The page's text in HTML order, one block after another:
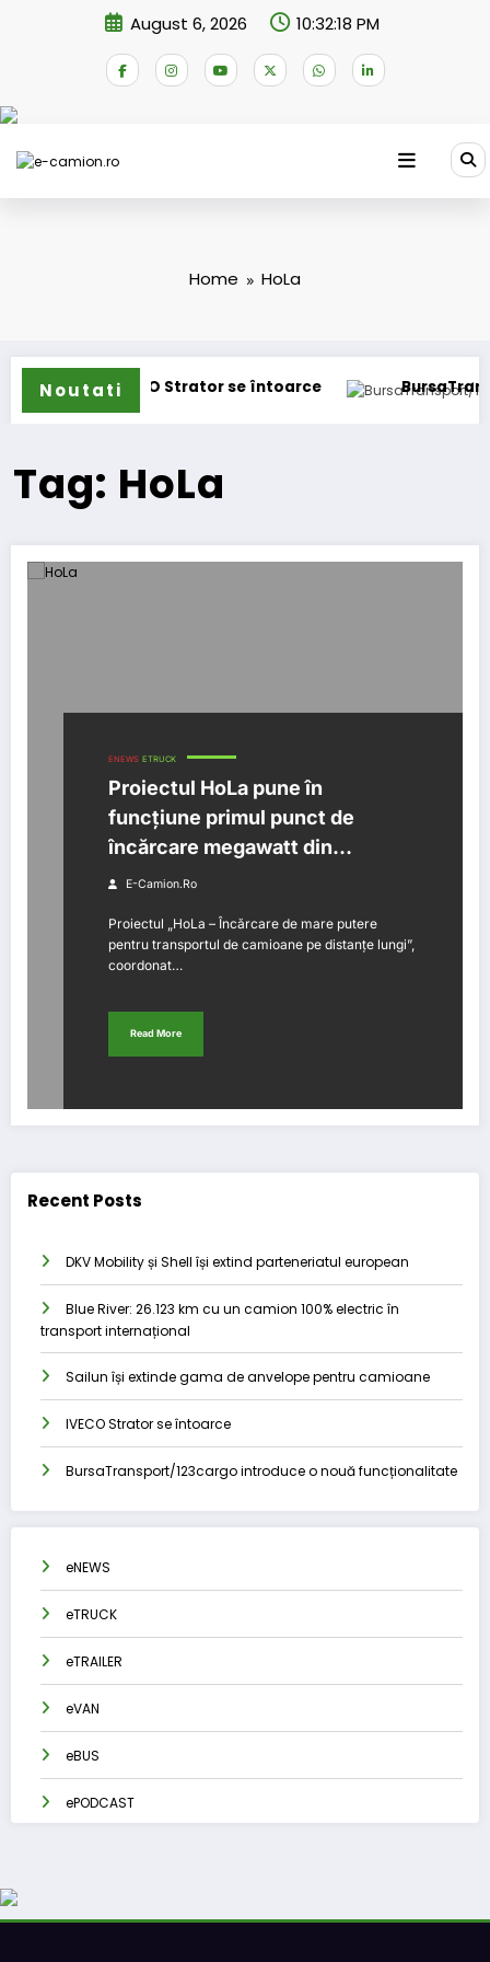
August 6, 2026 10:32:18 PM
Home HoLa
Noutati
IVECO Strator se întoarce
Tag: HoLa
ENEWS ETRUCK
Proiectul HoLa pune în
funcțiune primul punct de
încărcare megawatt din
Germania
E-Camion.ro
Proiectul „HoLa – Încărcare de mare putere
pentru transportul de camioane pe distanțe lungi”,
coordonat…
Read More
Recent Posts
DKV Mobility și Shell își extind parteneriatul european
Blue River: 26.123 km cu un camion 100% electric în
transport internațional
Sailun își extinde gama de anvelope pentru camioane
IVECO Strator se întoarce
BursaTransport/123cargo introduce o nouă funcționalitate
eNEWS
eTRUCK
eTRAILER
eVAN
eBUS
ePODCAST